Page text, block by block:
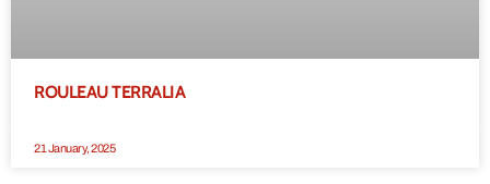
ROULEAU TERRALIA
21 January, 2025